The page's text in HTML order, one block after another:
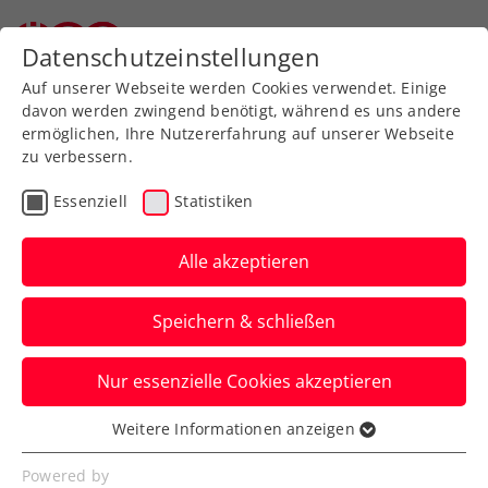
Zurück zur Newsübersicht
Turniere
ITF Don Benito: Paszek
gewinnt ÖTV-
Generationenduell gegen
Kostic
Dafür besitzt Letztere im Südwesten
Spaniens die Chance auf ihren ersten
internationalen Damen-Doppeltitel.
Datenschutzeinstellungen
Auf unserer Webseite werden Cookies verwendet. Einige
davon werden zwingend benötigt, während es uns andere
ermöglichen, Ihre Nutzererfahrung auf unserer Webseite
zu verbessern.
Essenziell Statistiken
Alle akzeptieren
Speichern & schließen
Nur essenzielle Cookies akzeptieren
Essenziell
Essenzielle Cookies werden für grundlegende
Weitere Informationen anzeigen
Powered by